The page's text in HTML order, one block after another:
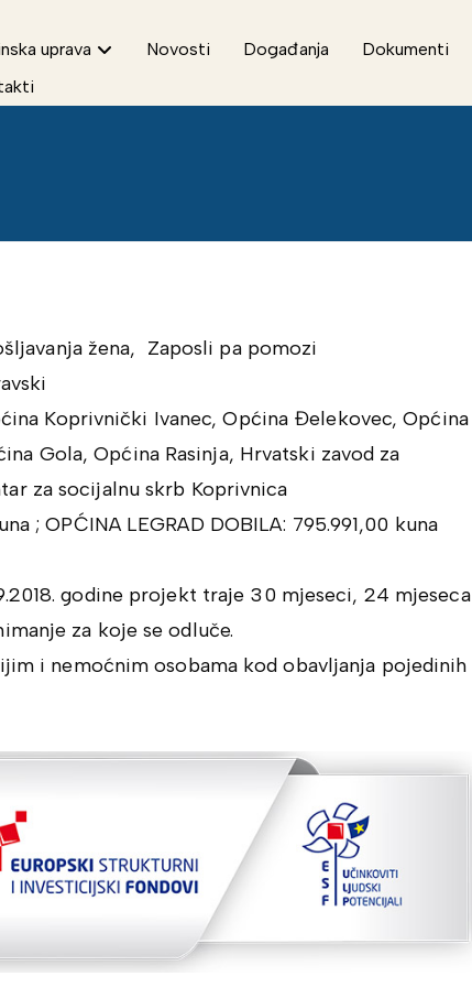
uprava Novosti Događanja Dokumenti
žena, Zaposli pa pomozi
Koprivnički Ivanec, Općina Đelekovec, Općina
Gola, Općina Rasinja, Hrvatski zavod za
za socijalnu skrb Koprivnica
; OPĆINA LEGRAD DOBILA: 795.991,00 kuna
godine projekt traje 30 mjeseci, 24 mjeseca
za koje se odluče.
i nemoćnim osobama kod obavljanja pojedinih